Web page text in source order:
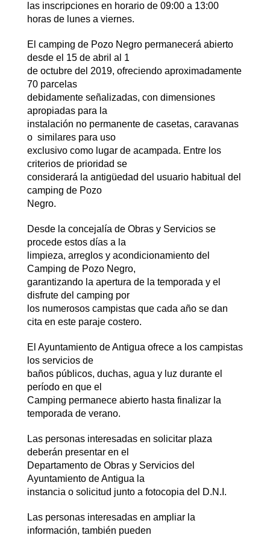
las inscripciones en horario de 09:00 a 13:00
horas de lunes a viernes.
El camping de Pozo Negro permanecerá abierto
desde el 15 de abril al 1
de octubre del 2019, ofreciendo aproximadamente
70 parcelas
debidamente señalizadas, con dimensiones
apropiadas para la
instalación no permanente de casetas, caravanas
o similares para uso
exclusivo como lugar de acampada. Entre los
criterios de prioridad se
considerará la antigüedad del usuario habitual del
camping de Pozo
Negro.
Desde la concejalía de Obras y Servicios se
procede estos días a la
limpieza, arreglos y acondicionamiento del
Camping de Pozo Negro,
garantizando la apertura de la temporada y el
disfrute del camping por
los numerosos campistas que cada año se dan
cita en este paraje costero.
El Ayuntamiento de Antigua ofrece a los campistas
los servicios de
baños públicos, duchas, agua y luz durante el
período en que el
Camping permanece abierto hasta finalizar la
temporada de verano.
Las personas interesadas en solicitar plaza
deberán presentar en el
Departamento de Obras y Servicios del
Ayuntamiento de Antigua la
instancia o solicitud junto a fotocopia del D.N.I.
Las personas interesadas en ampliar la
información, también pueden